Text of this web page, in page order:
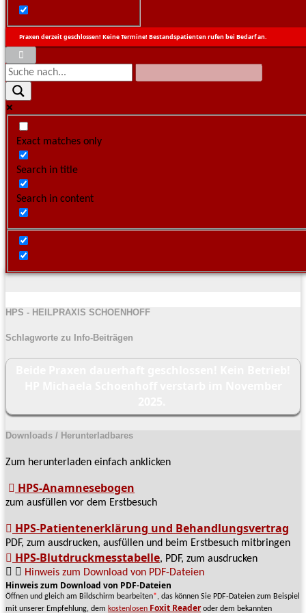
Praxen derzeit geschlossen! Keine Termine! Bestandspatienten rufen bei Bedarf an.
Exact matches only
Search in title
Search in content
HPS,HPS-Neuigkeiten
Wir sind auch am Wochen­en­de für Sie da!
Seit dem 1.5.2014 bie­ten die bei­den Heil­prak­ti­ker Michae­la
Schoen­hoff und Alex­an­der Schoen­hoff ihren Pati­en­ten die Mög­
lich­keit auch für Sams­tags oder Sonn­tags Ter­mi­ne aus­ma­chen zu
können.
Mehr dazu »
HPS - HEILPRAXIS SCHOENHOFF
Schlagworte zu Info-Beiträgen
Downloads / Herunterladbares
Zum herunterladen einfach anklicken
HPS-Anamnesebogen
zum ausfüllen vor dem Erstbesuch
HPS-Patientenerklärung und Behandlungsvertrag
PDF, zum ausdrucken, ausfüllen und beim Erstbesuch mitbringen
HPS-Blutdruckmesstabelle, PDF, zum ausdrucken
Hinweis zum Download von PDF-Dateien
Hinweis zum Download von PDF-Dateien
Öffnen und gleich am Bildschirm bearbeiten*, das können Sie PDF-Dateien zum Beispiel
mit unserer Empfehlung, dem kostenlosen Foxit Readeroder dem bekannten